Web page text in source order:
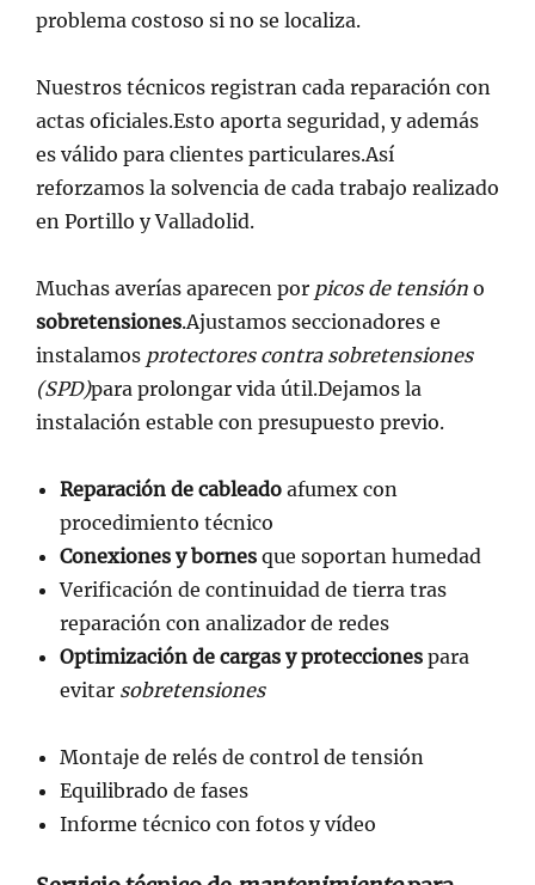
problema costoso si no se localiza.
Nuestros técnicos registran cada reparación con
actas oficiales.Esto aporta seguridad, y además
es válido para clientes particulares.Así
reforzamos la solvencia de cada trabajo realizado
en Portillo y Valladolid.
Muchas averías aparecen por picos de tensión o
sobretensiones.Ajustamos seccionadores e
instalamos protectores contra sobretensiones
(SPD)para prolongar vida útil.Dejamos la
instalación estable con presupuesto previo.
Reparación de cableado afumex con
procedimiento técnico
Conexiones y bornes que soportan humedad
Verificación de continuidad de tierra tras
reparación con analizador de redes
Optimización de cargas y protecciones para
evitar sobretensiones
Montaje de relés de control de tensión
Equilibrado de fases
Informe técnico con fotos y vídeo